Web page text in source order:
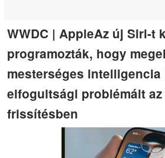
WWDC | AppleAz új Siri-t
programozták, hogy
mesterséges
elfogultsági problémáit az
frissítésben